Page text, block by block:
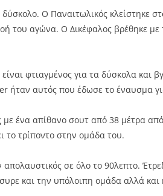
Ο Παναιτωλικός κλείστηκε
του αγώνα. Ο Δικέφαλος βρέθηκε
φτιαγμένος για τα δύσκολα και
ήταν αυτός που έδωσε το έναυσμα
με ένα απίθανο σουτ από 38 μέτρα
το τρίποντο στην ομάδα του.
σε όλο το 90λεπτο.
και την υπόλοιπη ομάδα αλλά και